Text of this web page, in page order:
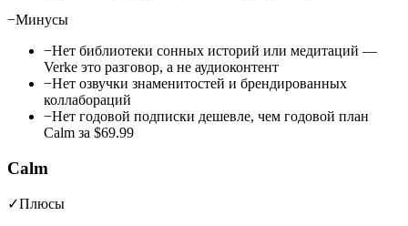
−Минусы
−Нет библиотеки сонных историй или медитаций —
Verke это разговор, а не аудиоконтент
−Нет озвучки знаменитостей и брендированных
коллабораций
−Нет годовой подписки дешевле, чем годовой план
Calm за $69.99
Calm
✓Плюсы